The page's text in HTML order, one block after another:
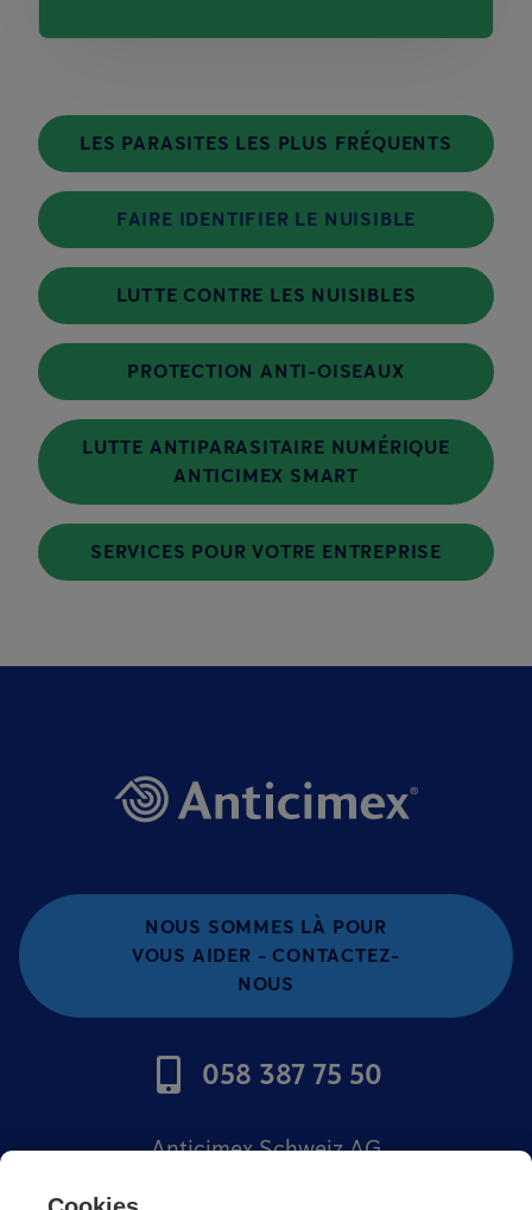
LES PARASITES LES PLUS FRÉQUENTS
FAIRE IDENTIFIER LE NUISIBLE
LUTTE CONTRE LES NUISIBLES
PROTECTION ANTI-OISEAUX
LUTTE ANTIPARASITAIRE NUMÉRIQUE
ANTICIMEX SMART
SERVICES POUR VOTRE ENTREPRISE
NOUS SOMMES LÀ POUR
VOUS AIDER - CONTACTEZ-
NOUS
058 387 75 50
Anticimex Schweiz AG